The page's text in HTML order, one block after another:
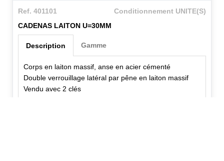
Ref. 401101
Conditionnement UNITE(S)
CADENAS LAITON U=30MM
Description
Corps en laiton massif, anse en acier cémenté
Double verrouillage latéral par pêne en laiton massif
Vendu avec 2 clés
Gamme